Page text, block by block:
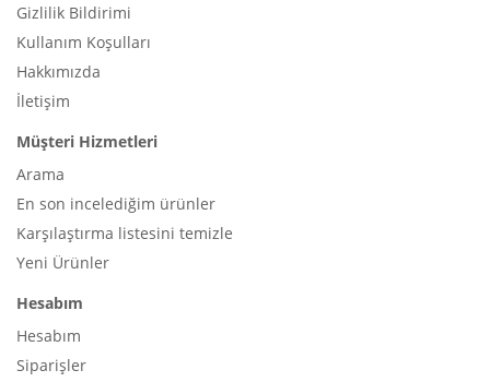
Gizlilik Bildirimi
Kullanım Koşulları
Hakkımızda
İletişim
Müşteri Hizmetleri
Arama
En son incelediğim ürünler
Karşılaştırma listesini temizle
Yeni Ürünler
Hesabım
Hesabım
Siparişler